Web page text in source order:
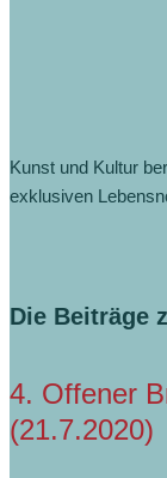
Kunst und Kultur
exklusiven
Die Beiträge
4. Offener
(21.7.2020)